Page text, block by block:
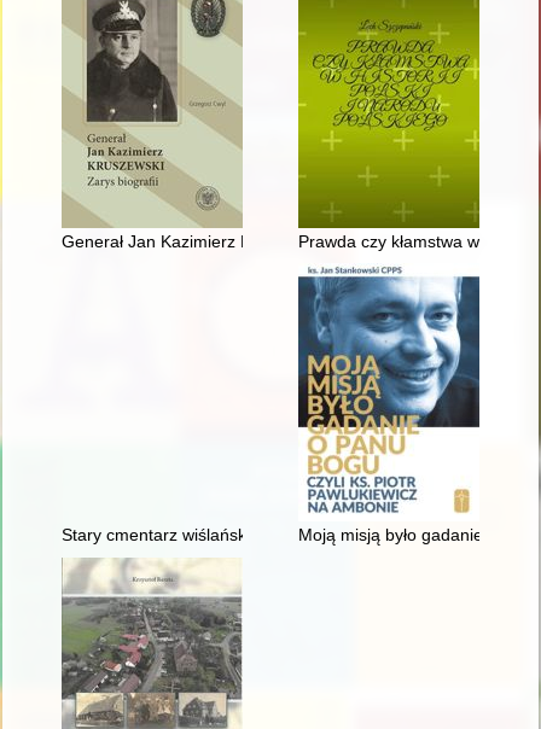
Generał Jan Kazimierz Kruszewski : zarys biografii
Prawda czy kłamstwa w
Stary cmentarz wiślański. T. 2, Moją misją było gadanie o